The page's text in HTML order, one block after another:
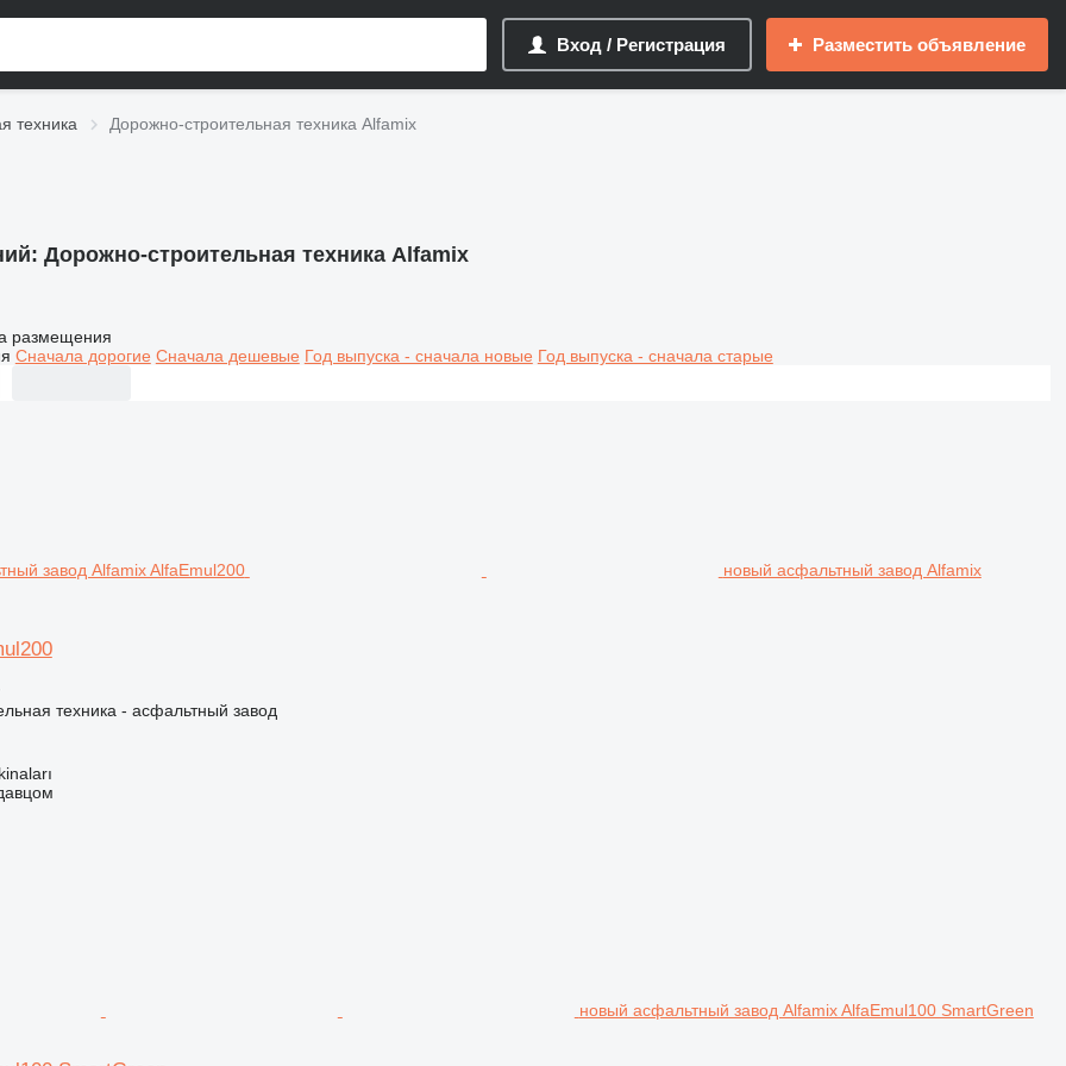
Вход / Регистрация Разместить объявление
техника Дорожно-строительная техника Alfamix
Дорожно-строительная техника Alfamix
размещения
Сначала дорогие Сначала дешевые Год выпуска - сначала новые Год выпуска - сначала старые
новый асфальтный завод Alfamix
техника - асфальтный завод
новый асфальтный завод Alfamix AlfaEmul100 SmartGreen